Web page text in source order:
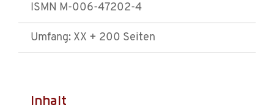
ISMN M-006-47202-4
Umfang: XX + 200 Seiten
Inhalt